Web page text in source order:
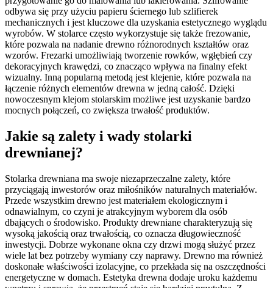
odbywa się przy użyciu papieru ściernego lub szlifierek
mechanicznych i jest kluczowe dla uzyskania estetycznego wyglądu
wyrobów. W stolarce często wykorzystuje się także frezowanie,
które pozwala na nadanie drewno różnorodnych kształtów oraz
wzorów. Frezarki umożliwiają tworzenie rowków, wgłębień czy
dekoracyjnych krawędzi, co znacząco wpływa na finalny efekt
wizualny. Inną popularną metodą jest klejenie, które pozwala na
łączenie różnych elementów drewna w jedną całość. Dzięki
nowoczesnym klejom stolarskim możliwe jest uzyskanie bardzo
mocnych połączeń, co zwiększa trwałość produktów.
Jakie są zalety i wady stolarki
drewnianej?
Stolarka drewniana ma swoje niezaprzeczalne zalety, które
przyciągają inwestorów oraz miłośników naturalnych materiałów.
Przede wszystkim drewno jest materiałem ekologicznym i
odnawialnym, co czyni je atrakcyjnym wyborem dla osób
dbających o środowisko. Produkty drewniane charakteryzują się
wysoką jakością oraz trwałością, co oznacza długowieczność
inwestycji. Dobrze wykonane okna czy drzwi mogą służyć przez
wiele lat bez potrzeby wymiany czy naprawy. Drewno ma również
doskonałe właściwości izolacyjne, co przekłada się na oszczędności
energetyczne w domach. Estetyka drewna dodaje uroku każdemu